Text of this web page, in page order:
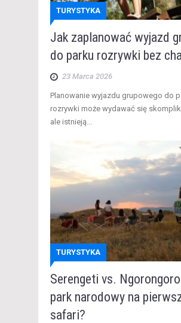
TURYSTYKA
Jak zaplanować wyjazd
do parku rozrywki bez
23 Marca 2026
​Planowanie wyjazdu grupowego do
rozrywki może wydawać się
ale istnieją...
TURYSTYKA
Serengeti vs.
park narodowy na
safari?